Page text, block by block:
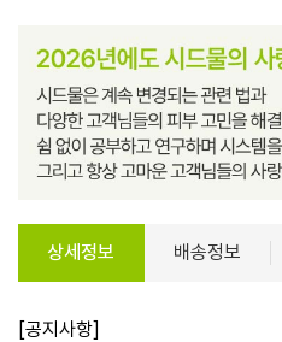
상세정보 배송정보
[공지사항]